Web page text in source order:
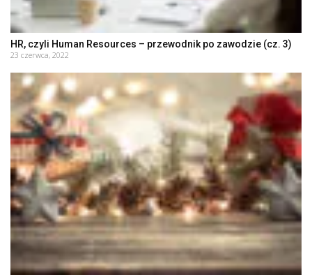
HR, czyli Human Resources – przewodnik po zawodzie (cz. 3)
23 czerwca, 2022